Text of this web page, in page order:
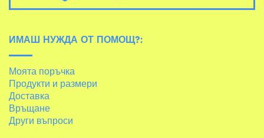
ИМАШ НУЖДА ОТ ПОМОЩ?:
Моята поръчка
Продукти и размери
Доставка
Връщане
Други въпроси